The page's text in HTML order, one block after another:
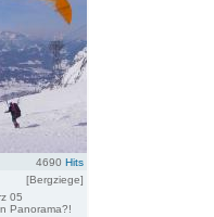
4690 Hits
[Bergziege]
05
Panorama?!